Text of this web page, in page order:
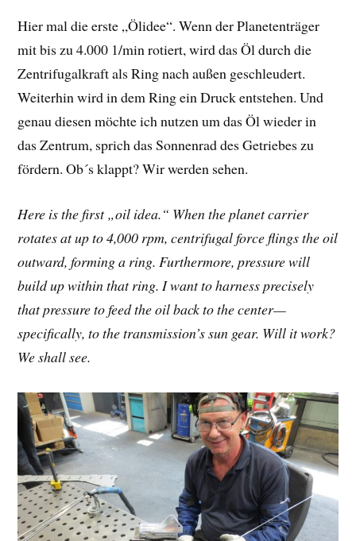
Hier mal die erste „Ölidee“. Wenn der Planetenträger
mit bis zu 4.000 1/min rotiert, wird das Öl durch die
Zentrifugalkraft als Ring nach außen geschleudert.
Weiterhin wird in dem Ring ein Druck entstehen. Und
genau diesen möchte ich nutzen um das Öl wieder in
das Zentrum, sprich das Sonnenrad des Getriebes zu
fördern. Ob´s klappt? Wir werden sehen.
Here is the first „oil idea.“ When the planet carrier
rotates at up to 4,000 rpm, centrifugal force flings the oil
outward, forming a ring. Furthermore, pressure will
build up within that ring. I want to harness precisely
that pressure to feed the oil back to the center—
specifically, to the transmission’s sun gear. Will it work?
We shall see.